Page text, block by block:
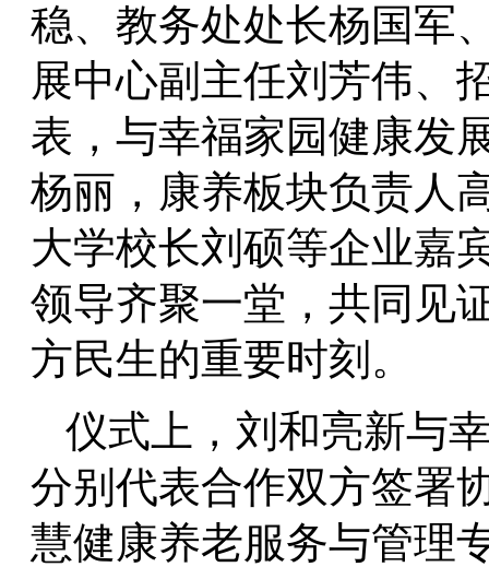
稳、教务处处长杨国军
展中心副主任刘芳伟、
表，与幸福家园健康发
杨丽，康养板块负责人
大学校长刘硕等企业嘉
领导齐聚一堂，共同见
方民生的重要时刻。
仪式上，刘和亮新与
分别代表合作双方签署
慧健康养老服务与管理